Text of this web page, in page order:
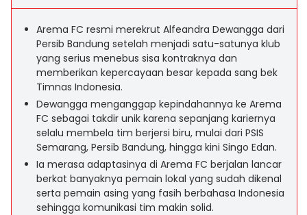
Arema FC resmi merekrut Alfeandra Dewangga dari
Persib Bandung setelah menjadi satu-satunya klub
yang serius menebus sisa kontraknya dan
memberikan kepercayaan besar kepada sang bek
Timnas Indonesia.
Dewangga menganggap kepindahannya ke Arema
FC sebagai takdir unik karena sepanjang kariernya
selalu membela tim berjersi biru, mulai dari PSIS
Semarang, Persib Bandung, hingga kini Singo Edan.
Ia merasa adaptasinya di Arema FC berjalan lancar
berkat banyaknya pemain lokal yang sudah dikenal
serta pemain asing yang fasih berbahasa Indonesia
sehingga komunikasi tim makin solid.